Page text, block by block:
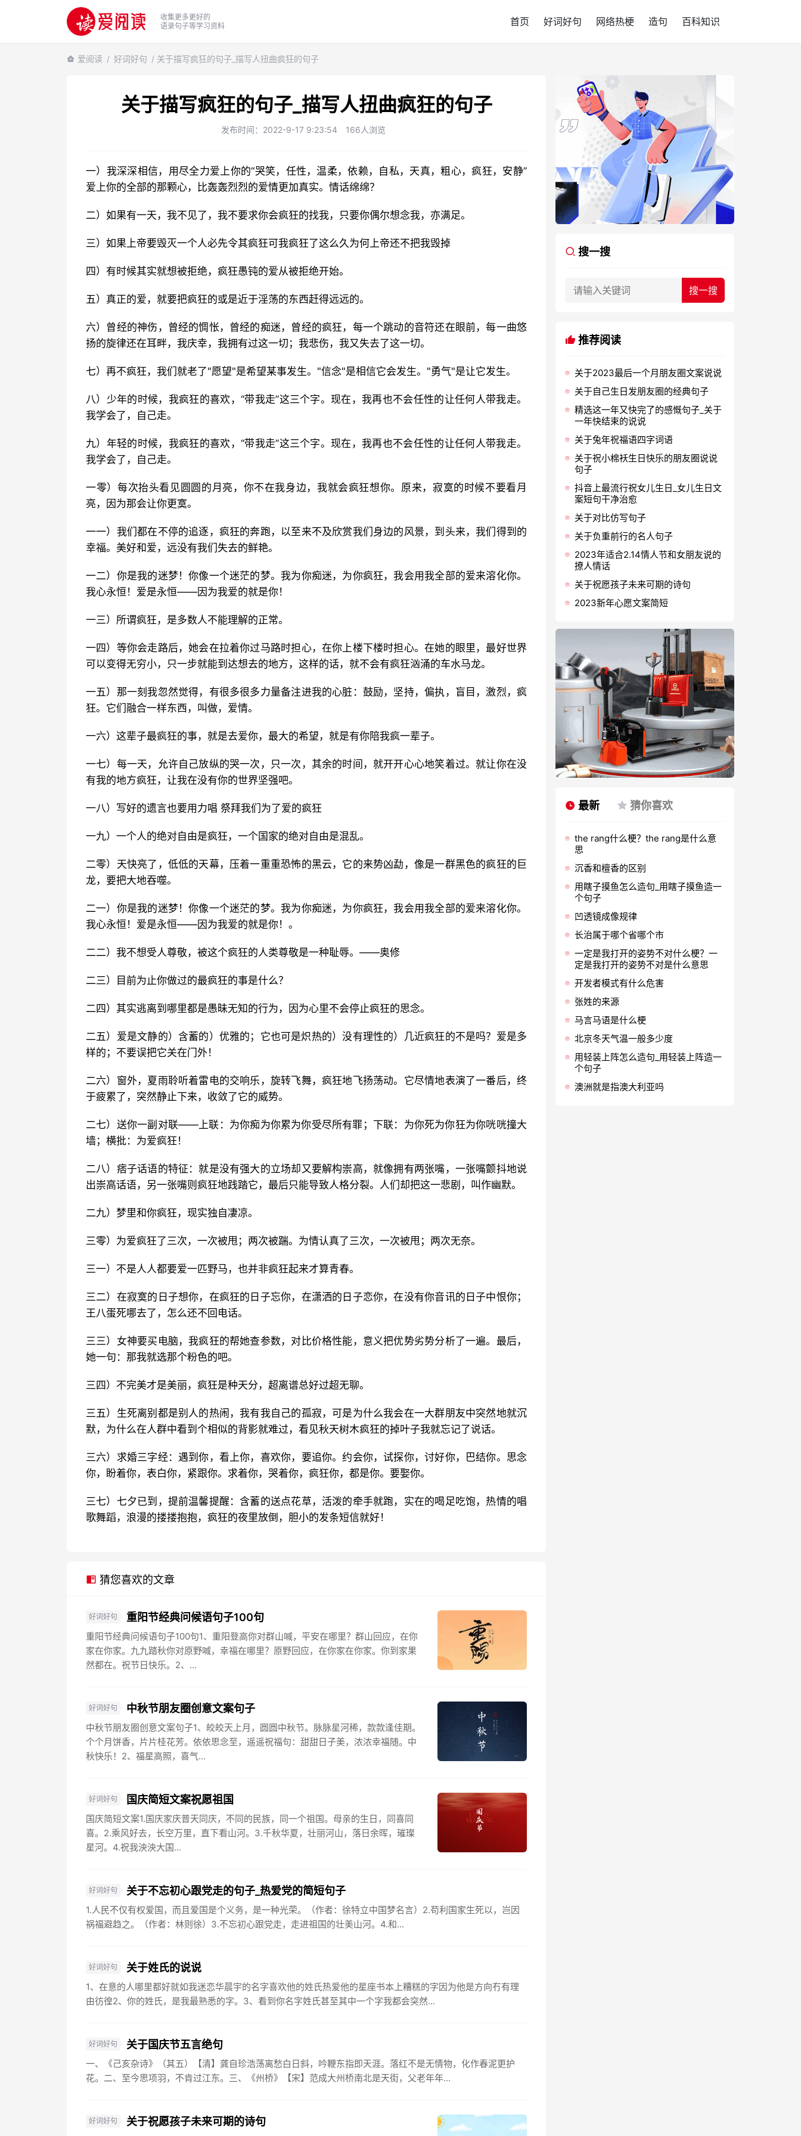
收集更多更好的
语录句子等学习资料
首页 好词好句 网络热梗 造句 百科知识
爱阅读 / 好词好句 / 关于描写疯狂的句子_描写人扭曲疯狂的句子
关于描写疯狂的句子_描写人扭曲疯狂的句子
发布时间：2022-9-17 9:23:54 166人浏览
一）我深深相信，用尽全力爱上你的“哭笑，任性，温柔，依赖，自私，天真，粗心，疯狂，安静”
爱上你的全部的那颗心，比轰轰烈烈的爱情更加真实。情话绵绵？
二）如果有一天，我不见了，我不要求你会疯狂的找我，只要你偶尔想念我，亦满足。
三）如果上帝要毁灭一个人必先令其疯狂可我疯狂了这么久为何上帝还不把我毁掉
四）有时候其实就想被拒绝，疯狂愚钝的爱从被拒绝开始。
五）真正的爱，就要把疯狂的或是近于淫荡的东西赶得远远的。
六）曾经的神伤，曾经的惆怅，曾经的痴迷，曾经的疯狂，每一个跳动的音符还在眼前，每一曲悠
扬的旋律还在耳畔，我庆幸，我拥有过这一切；我悲伤，我又失去了这一切。
七）再不疯狂，我们就老了"愿望"是希望某事发生。"信念"是相信它会发生。"勇气"是让它发生。
八）少年的时候，我疯狂的喜欢，“带我走”这三个字。现在，我再也不会任性的让任何人带我走。
我学会了，自己走。
九）年轻的时候，我疯狂的喜欢，“带我走”这三个字。现在，我再也不会任性的让任何人带我走。
我学会了，自己走。
一零）每次抬头看见圆圆的月亮，你不在我身边，我就会疯狂想你。原来，寂寞的时候不要看月
亮，因为那会让你更寞。
一一）我们都在不停的追逐，疯狂的奔跑，以至来不及欣赏我们身边的风景，到头来，我们得到的
幸福。美好和爱，远没有我们失去的鲜艳。
一二）你是我的迷梦！你像一个迷茫的梦。我为你痴迷，为你疯狂，我会用我全部的爱来溶化你。
我心永恒！爱是永恒——因为我爱的就是你！
一三）所谓疯狂，是多数人不能理解的正常。
一四）等你会走路后，她会在拉着你过马路时担心，在你上楼下楼时担心。在她的眼里，最好世界
可以变得无穷小，只一步就能到达想去的地方，这样的话，就不会有疯狂汹涌的车水马龙。
一五）那一刻我忽然觉得，有很多很多力量备注进我的心脏：鼓励，坚持，偏执，盲目，激烈，疯
狂。它们融合一样东西，叫做，爱情。
一六）这辈子最疯狂的事，就是去爱你，最大的希望，就是有你陪我疯一辈子。
一七）每一天，允许自己放纵的哭一次，只一次，其余的时间，就开开心心地笑着过。就让你在没
有我的地方疯狂，让我在没有你的世界坚强吧。
一八）写好的遗言也要用力唱 祭拜我们为了爱的疯狂
一九）一个人的绝对自由是疯狂，一个国家的绝对自由是混乱。
二零）天快亮了，低低的天幕，压着一重重恐怖的黑云，它的来势凶勐，像是一群黑色的疯狂的巨
龙，要把大地吞噬。
二一）你是我的迷梦！你像一个迷茫的梦。我为你痴迷，为你疯狂，我会用我全部的爱来溶化你。
我心永恒！爱是永恒——因为我爱的就是你！。
二二）我不想受人尊敬，被这个疯狂的人类尊敬是一种耻辱。——奥修
二三）目前为止你做过的最疯狂的事是什么？
二四）其实逃离到哪里都是愚昧无知的行为，因为心里不会停止疯狂的思念。
二五）爱是文静的）含蓄的）优雅的；它也可是炽热的）没有理性的）几近疯狂的不是吗？爱是多
样的；不要误把它关在门外！
二六）窗外，夏雨聆听着雷电的交响乐，旋转飞舞，疯狂地飞扬荡动。它尽情地表演了一番后，终
于疲累了，突然静止下来，收敛了它的威势。
二七）送你一副对联——上联：为你痴为你累为你受尽所有罪；下联：为你死为你狂为你咣咣撞大
墙；横批：为爱疯狂！
二八）痞子话语的特征：就是没有强大的立场却又要解构崇高，就像拥有两张嘴，一张嘴颤抖地说
出崇高话语，另一张嘴则疯狂地践踏它，最后只能导致人格分裂。人们却把这一悲剧，叫作幽默。
二九）梦里和你疯狂，现实独自凄凉。
三零）为爱疯狂了三次，一次被甩；两次被踹。为情认真了三次，一次被甩；两次无奈。
三一）不是人人都要爱一匹野马，也并非疯狂起来才算青春。
三二）在寂寞的日子想你，在疯狂的日子忘你，在潇洒的日子恋你，在没有你音讯的日子中恨你；
王八蛋死哪去了，怎么还不回电话。
三三）女神要买电脑，我疯狂的帮她查参数，对比价格性能，意义把优势劣势分析了一遍。最后，
她一句：那我就选那个粉色的吧。
三四）不完美才是美丽，疯狂是种天分，超离谱总好过超无聊。
三五）生死离别都是别人的热闹，我有我自己的孤寂，可是为什么我会在一大群朋友中突然地就沉
默，为什么在人群中看到个相似的背影就难过，看见秋天树木疯狂的掉叶子我就忘记了说话。
三六）求婚三字经：遇到你，看上你，喜欢你，要追你。约会你，试探你，讨好你，巴结你。思念
你，盼着你，表白你，紧跟你。求着你，哭着你，疯狂你，都是你。要娶你。
三七）七夕已到，提前温馨提醒：含蓄的送点花草，活泼的牵手就跑，实在的喝足吃饱，热情的唱
歌舞蹈，浪漫的搂搂抱抱，疯狂的夜里放倒，胆小的发条短信就好！
猜您喜欢的文章
好词好句 重阳节经典问候语句子100句
重阳节经典问候语句子100句1、重阳登高你对群山喊，平安在哪里？群山回应，在你
家在你家。九九踏秋你对原野喊，幸福在哪里？原野回应，在你家在你家。你到家果
然都在。祝节日快乐。2、...
好词好句 中秋节朋友圈创意文案句子
中秋节朋友圈创意文案句子1、皎皎天上月，圆圆中秋节。脉脉星河稀，款款逢佳期。
个个月饼香，片片桂花芳。依依思念至，遥遥祝福句：甜甜日子美，浓浓幸福随。中
秋快乐！2、福星高照，喜气...
好词好句 国庆简短文案祝愿祖国
国庆简短文案1.国庆家庆普天同庆，不同的民族，同一个祖国。母亲的生日，同喜同
喜。2.乘风好去，长空万里，直下看山河。3.千秋华夏，壮丽河山，落日余晖，璀璨
星河。4.祝我泱泱大国...
好词好句 关于不忘初心跟党走的句子_热爱党的简短句子
1.人民不仅有权爱国，而且爱国是个义务，是一种光荣。（作者：徐特立中国梦名言）2.苟利国家生死以，岂因
祸福避趋之。（作者：林则徐）3.不忘初心跟党走，走进祖国的壮美山河。4.和...
好词好句 关于姓氏的说说
1、在意的人哪里都好就如我迷恋华晨宇的名字喜欢他的姓氏热爱他的星座书本上糟糕的字因为他是方向冇有理
由彷徨2、你的姓氏，是我最熟悉的字。3、看到你名字姓氏甚至其中一个字我都会突然...
好词好句 关于国庆节五言绝句
一、《己亥杂诗》（其五）【清】龚自珍浩荡离愁白日斜，吟鞭东指即天涯。落红不是无情物，化作春泥更护
花。二、至今思项羽，不肯过江东。三、《州桥》【宋】范成大州桥南北是天街，父老年年...
好词好句 关于祝愿孩子未来可期的诗句
搜一搜
推荐阅读
关于2023最后一个月朋友圈文案说说
关于自己生日发朋友圈的经典句子
精选这一年又快完了的感慨句子_关于
一年快结束的说说
关于兔年祝福语四字词语
关于祝小棉袄生日快乐的朋友圈说说
句子
抖音上最流行祝女儿生日_女儿生日文
案短句干净治愈
关于对比仿写句子
关于负重前行的名人句子
2023年适合2.14情人节和女朋友说的
撩人情话
关于祝愿孩子未来可期的诗句
2023新年心愿文案简短
最新 猜你喜欢
the rang什么梗？the rang是什么意
思
沉香和檀香的区别
用瞎子摸鱼怎么造句_用瞎子摸鱼造一
个句子
凹透镜成像规律
长治属于哪个省哪个市
一定是我打开的姿势不对什么梗？一
定是我打开的姿势不对是什么意思
开发者模式有什么危害
张姓的来源
马言马语是什么梗
北京冬天气温一般多少度
用轻装上阵怎么造句_用轻装上阵造一
个句子
澳洲就是指澳大利亚吗